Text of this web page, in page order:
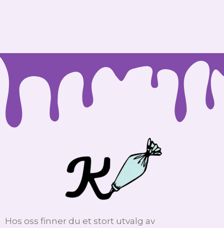
Hos oss finner du et stort utvalg av